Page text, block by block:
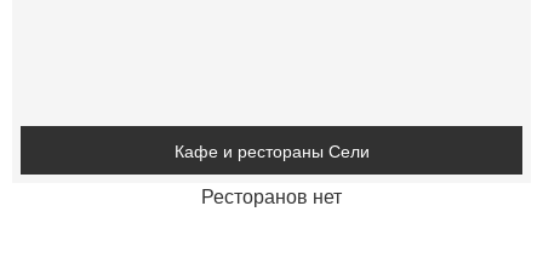
Кафе и рестораны Сели
Ресторанов нет